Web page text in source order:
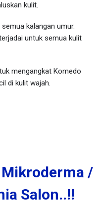
kulit.
kalangan umur.
untuk semua kulit
mengangkat Komedo
di kulit wajah.
/
Salon..!!